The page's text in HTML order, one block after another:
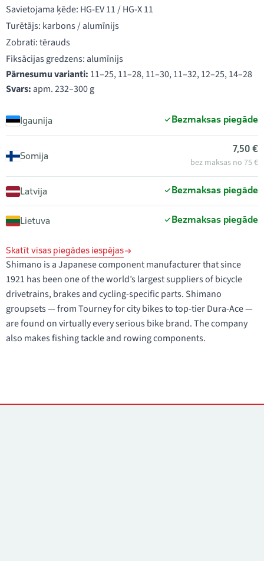
Savietojama ķēde: HG-EV 11 / HG-X 11
Turētājs: karbons / alumīnijs
Zobrati: tērauds
Fiksācijas gredzens: alumīnijs
Pārnesumu varianti: 11–25, 11–28, 11–30, 11–32, 12–25, 14–28
Svars: apm. 232–300 g
Igaunija Bezmaksas piegāde
Somija
7,50 €
bez maksas no 75 €
Latvija Bezmaksas piegāde
Lietuva Bezmaksas piegāde
Skatīt visas piegādes iespējas
Shimano is a Japanese component manufacturer that since
1921 has been one of the world’s largest suppliers of bicycle
drivetrains, brakes and cycling-specific parts. Shimano
groupsets — from Tourney for city bikes to top-tier Dura-Ace —
are found on virtually every serious bike brand. The company
also makes fishing tackle and rowing components.